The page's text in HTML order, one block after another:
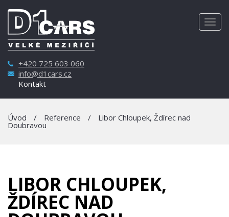
+420 725 603 060
info@d1cars.cz
Kontakt
Úvod / Reference / Libor Chloupek, Ždírec nad
Doubravou
LIBOR CHLOUPEK,
ŽDÍREC NAD